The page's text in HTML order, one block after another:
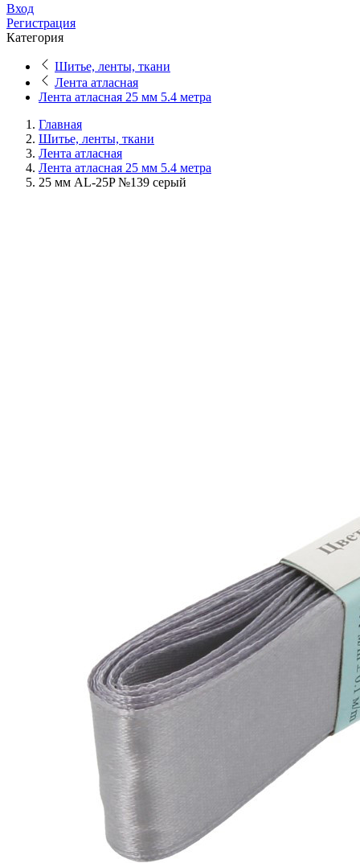
Вход
Регистрация
Категория
Шитье, ленты, ткани
Лента атласная
Лента атласная 25 мм 5.4 метра
Главная
Шитье, ленты, ткани
Лента атласная
Лента атласная 25 мм 5.4 метра
25 мм AL-25P №139 серый